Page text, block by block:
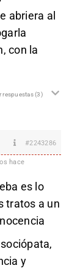
abriera al
con la
respuestas(3)
#2243286
hace
es lo
tratos a un
y